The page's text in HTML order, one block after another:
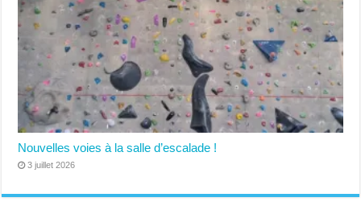
Nouvelles voies à la salle d’escalade !
3 juillet 2026